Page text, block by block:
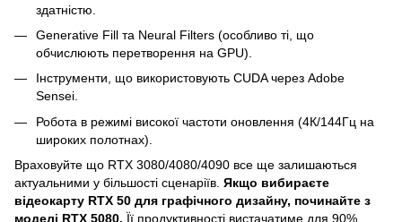
здатністю.
Generative Fill та Neural Filters (особливо ті, що
обчислюють перетворення на GPU).
Інструменти, що використовують CUDA через Adobe
Sensei.
Робота в режимі високої частоти оновлення (4К/144Гц на
широких полотнах).
Враховуйте що RTX 3080/4080/4090 все ще залишаються
актуальними у більшості сценаріїв. Якщо вибираєте
відеокарту RTX 50 для графічного дизайну, починайте з
моделі RTX 5080. Її продуктивності вистачатиме для 90%